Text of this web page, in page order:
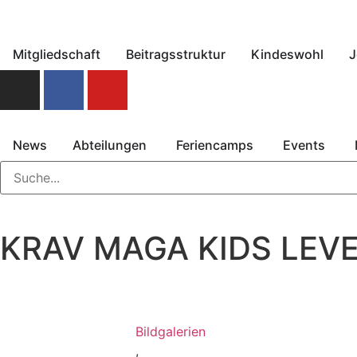
Mitgliedschaft Beitragsstruktur Kindeswohl
News Abteilungen Feriencamps Events
KRAV MAGA KIDS
Bildgalerien
,